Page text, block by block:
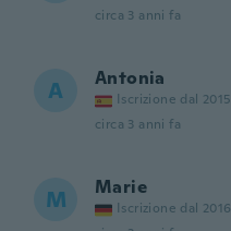
circa 3 anni fa
A Antonia
Iscrizione dal 2015
circa 3 anni fa
M Marie
Iscrizione dal 2016